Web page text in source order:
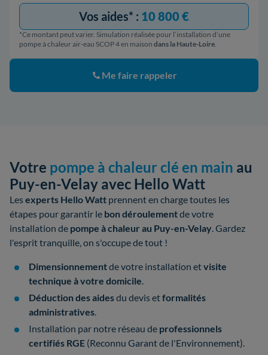
Vos aides* : 10 800 €
*Ce montant peut varier. Simulation réalisée pour l’installation d’une
pompe à chaleur air-eau SCOP 4 en maison dans la Haute-Loire.
Me faire rappeler
Votre pompe à chaleur clé en main au
Puy-en-Velay avec Hello Watt
Lesexperts Hello Watt prennent en charge toutes les
étapes pour garantir le bon déroulementde votre
installation de pompe à chaleur au Puy-en-Velay. Gardez
l'esprit tranquille, on s'occupe de tout !
Dimensionnementde votre installation etvisite
technique à votre domicile.
Déduction des aidesdu devis etformalités
administratives.
Installation par notre réseau de professionnels
certifiés RGE (Reconnu Garant de l'Environnement).